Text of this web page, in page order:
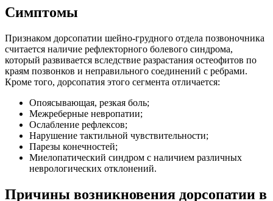
Симптомы
Признаком дорсопатии шейно-грудного отдела позвоночника
считается наличие рефлекторного болевого синдрома,
который развивается вследствие разрастания остеофитов по
краям позвонков и неправильного соединений с ребрами.
Кроме того, дорсопатия этого сегмента отличается:
Опоясывающая, резкая боль;
Межреберные невропатии;
Ослабление рефлексов;
Нарушение тактильной чувствительности;
Парезы конечностей;
Миелопатический синдром с наличием различных
неврологических отклонений.
Причины возникновения дорсопатии в